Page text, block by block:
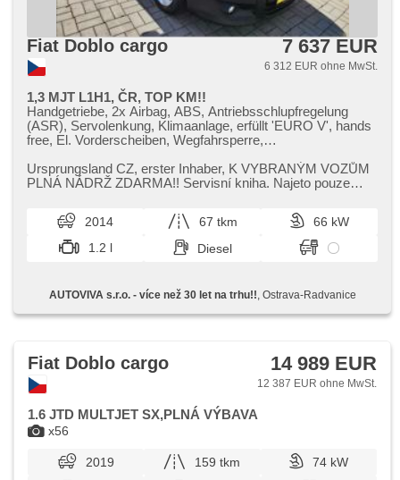
Fiat Doblo cargo 7 637 EUR
6 312 EUR ohne MwSt.
1,3 MJT L1H1, ČR, TOP KM!!
Handgetriebe, 2x Airbag, ABS, Antriebsschlupfregelung
(ASR), Servolenkung, Klimaanlage, erfüllt 'EURO V', hands
free, El. Vorderscheiben, Wegfahrsperre,
Zentralverriegelung, Schalthebelschloss, Nebelscheinwerfer,
Drehzahlmesser, USB, AUX, Autoradio, CD-Spieler,
Ursprungsland CZ,​ erster Inhaber,​ K VYBRANÝM VOZŮM
PLNÁ NÁDRŽ ZDARMA!! Servisní kniha. Najeto pouze
2014 67 tkm
66 kW
1.2 l
Diesel
AUTOVIVA s.r.o. - více než 30 let na trhu!! , Ostrava-Radvanice
x56
Fiat Doblo cargo 14 989 EUR
12 387 EUR ohne MwSt.
1.6 JTD MULTJET SX,PLNÁ VÝBAVA
2019 159 tkm
74 kW